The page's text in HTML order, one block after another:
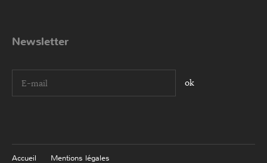
Newsletter
I agree terms and conditions.*
Accueil Mentions légales